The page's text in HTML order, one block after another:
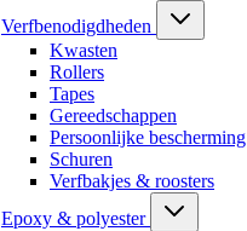
Verfbenodigdheden
Kwasten
Rollers
Tapes
Gereedschappen
Persoonlijke bescherming
Schuren
Verfbakjes & roosters
Epoxy & polyester